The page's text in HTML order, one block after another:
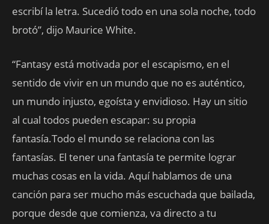
escribí la letra. Sucedió todo en una sola noche, todo
brotó”, dijo Maurice White.
“Fantasy está motivada por el escapismo, en el
sentido de vivir en un mundo que no es auténtico,
un mundo injusto, egoísta y envidioso. Hay un sitio
al cual todos pueden escapar: su propia
fantasía.Todo el mundo se relaciona con las
fantasías. El tener una fantasía te permite lograr
muchas cosas en la vida. Aquí hablamos de una
canción para ser mucho más escuchada que bailada,
porque desde que comienza, va directo a tu